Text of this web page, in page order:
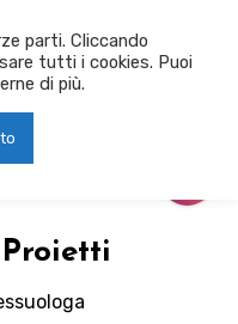
parti. Cliccando
tutti i cookies. Puoi
di più.